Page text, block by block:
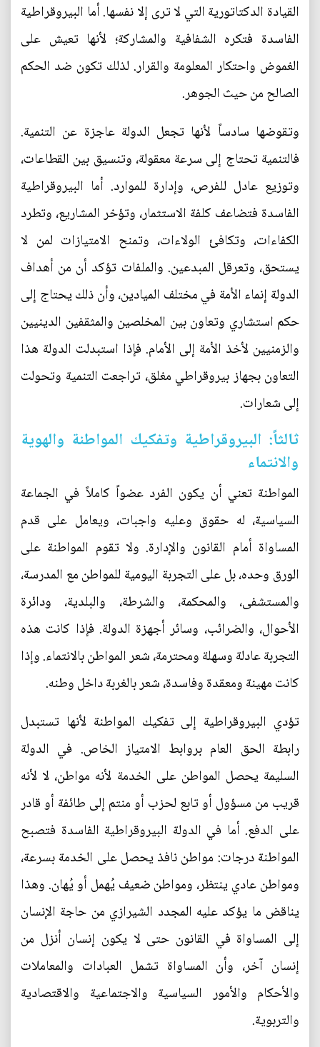
القيادة الدكتاتورية التي لا ترى إلا نفسها. أما البيروقراطية
الفاسدة فتكره الشفافية والمشاركة؛ لأنها تعيش على
الغموض واحتكار المعلومة والقرار. لذلك تكون ضد الحكم
الصالح من حيث الجوهر.
وتقوضها سادساً لأنها تجعل الدولة عاجزة عن التنمية.
فالتنمية تحتاج إلى سرعة معقولة، وتنسيق بين القطاعات،
وتوزيع عادل للفرص، وإدارة للموارد. أما البيروقراطية
الفاسدة فتضاعف كلفة الاستثمار، وتؤخر المشاريع، وتطرد
الكفاءات، وتكافئ الولاءات، وتمنح الامتيازات لمن لا
يستحق، وتعرقل المبدعين. والملفات تؤكد أن من أهداف
الدولة إنماء الأمة في مختلف الميادين، وأن ذلك يحتاج إلى
حكم استشاري وتعاون بين المخلصين والمثقفين الدينيين
والزمنيين لأخذ الأمة إلى الأمام. فإذا استبدلت الدولة هذا
التعاون بجهاز بيروقراطي مغلق، تراجعت التنمية وتحولت
إلى شعارات.
ثالثاً: البيروقراطية وتفكيك المواطنة والهوية
والانتماء
المواطنة تعني أن يكون الفرد عضواً كاملاً في الجماعة
السياسية، له حقوق وعليه واجبات، ويعامل على قدم
المساواة أمام القانون والإدارة. ولا تقوم المواطنة على
الورق وحده، بل على التجربة اليومية للمواطن مع المدرسة،
والمستشفى، والمحكمة، والشرطة، والبلدية، ودائرة
الأحوال، والضرائب، وسائر أجهزة الدولة. فإذا كانت هذه
التجربة عادلة وسهلة ومحترمة، شعر المواطن بالانتماء. وإذا
كانت مهينة ومعقدة وفاسدة، شعر بالغربة داخل وطنه.
تؤدي البيروقراطية إلى تفكيك المواطنة لأنها تستبدل
رابطة الحق العام بروابط الامتياز الخاص. في الدولة
السليمة يحصل المواطن على الخدمة لأنه مواطن، لا لأنه
قريب من مسؤول أو تابع لحزب أو منتم إلى طائفة أو قادر
على الدفع. أما في الدولة البيروقراطية الفاسدة فتصبح
المواطنة درجات: مواطن نافذ يحصل على الخدمة بسرعة،
ومواطن عادي ينتظر، ومواطن ضعيف يُهمل أو يُهان. وهذا
يناقض ما يؤكد عليه المجدد الشيرازي من حاجة الإنسان
إلى المساواة في القانون حتى لا يكون إنسان أنزل من
إنسان آخر، وأن المساواة تشمل العبادات والمعاملات
والأحكام والأمور السياسية والاجتماعية والاقتصادية
والتربوية.